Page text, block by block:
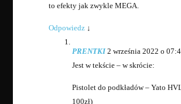
to efekty jak zwykle MEGA.
Odpowiedz ↓
PRENTKI 2 września 2022 o
Jest w tekście – w skrócie:
Pistolet do podkładów – Yato
100zł)